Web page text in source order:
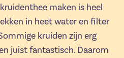
kruidenthee maken is heel
in heet water en filter
kruiden zijn erg
juist fantastisch. Daarom